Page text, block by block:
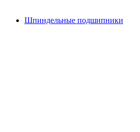
Шпиндельные подшипники